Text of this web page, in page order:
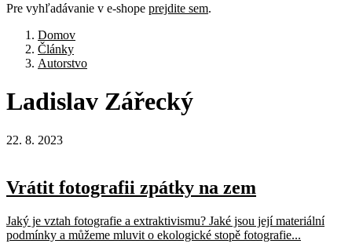
Pre vyhľadávanie v e-shope prejdite sem.
Domov
Články
Autorstvo
Ladislav Zářecký
22. 8. 2023
Vrátit fotografii zpátky na zem
Jaký je vztah fotografie a extraktivismu? Jaké jsou její materiální
podmínky a můžeme mluvit o ekologické stopě fotografie...